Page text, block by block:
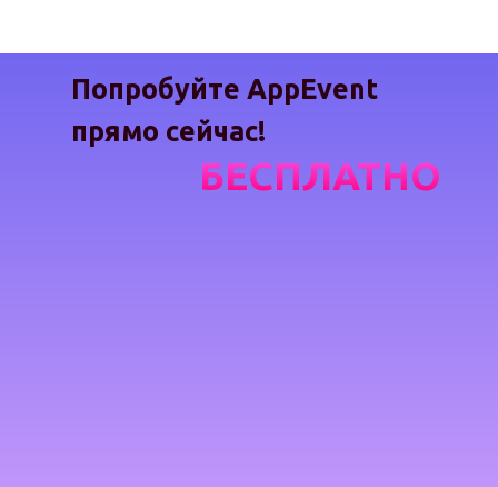
Попробуйте AppEvent
прямо сейчас!
БЕСПЛАТНО